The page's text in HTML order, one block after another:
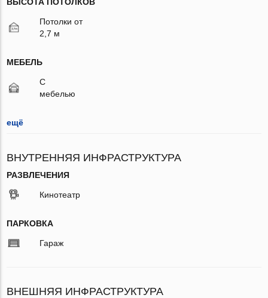
Потолки от
2,7 м
МЕБЕЛЬ
С
мебелью
ещё
ВНУТРЕННЯЯ ИНФРАСТРУКТУРА
РАЗВЛЕЧЕНИЯ
Кинотеатр
ПАРКОВКА
Гараж
ВНЕШНЯЯ ИНФРАСТРУКТУРА